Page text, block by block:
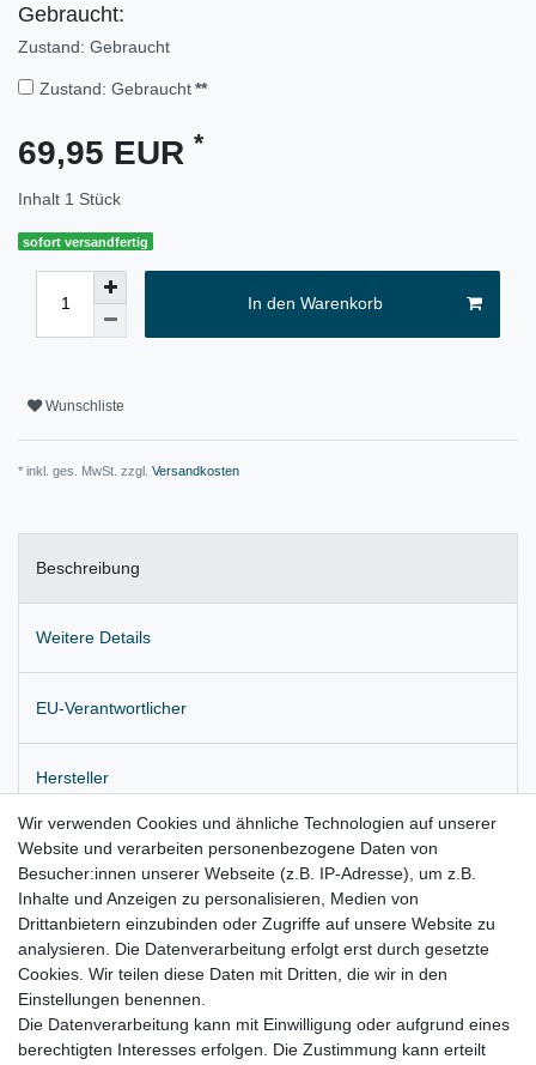
Gebraucht:
Zustand: Gebraucht
Zustand: Gebraucht **
69,95 EUR *
Inhalt 1 Stück
sofort versandfertig
In den Warenkorb
Wunschliste
* inkl. ges. MwSt. zzgl. Versandkosten
Beschreibung
Weitere Details
EU-Verantwortlicher
Hersteller
Originale Klimaleitung
Lieferung wie abgebildet
für:
Jeep Grand Cherokee IV Bj. 2010 – 2017
Wir verwenden Cookies und ähnliche Technologien auf unserer
Website und verarbeiten personenbezogene Daten von
Besucher:innen unserer Webseite (z.B. IP-Adresse), um z.B.
Inhalte und Anzeigen zu personalisieren, Medien von
Drittanbietern einzubinden oder Zugriffe auf unsere Website zu
analysieren. Die Datenverarbeitung erfolgt erst durch gesetzte
Cookies. Wir teilen diese Daten mit Dritten, die wir in den
Einstellungen benennen.
Die Datenverarbeitung kann mit Einwilligung oder aufgrund eines
berechtigten Interesses erfolgen. Die Zustimmung kann erteilt